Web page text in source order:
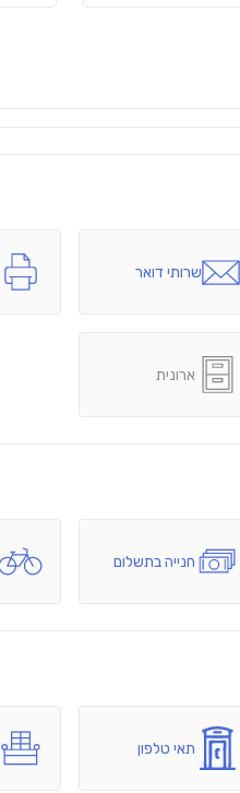
שרותי דואר
ארונית
חנייה בתשלום
תאי טלפון